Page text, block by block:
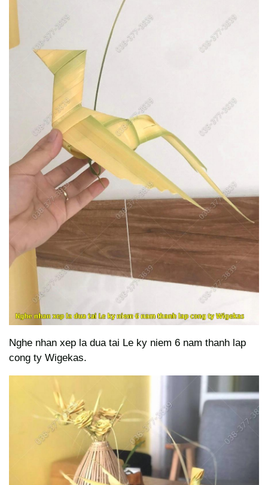
Nghe nhan xep la dua tai Le ky niem 6 nam thanh lap
cong ty Wigekas.